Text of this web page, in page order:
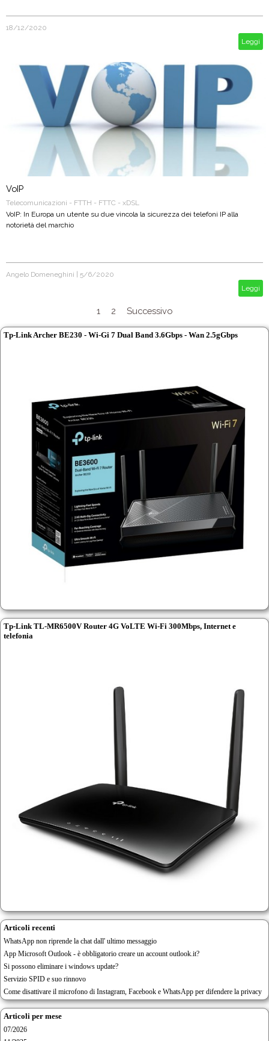
18/12/2020
Leggi
VoIP
Telecomunicazioni - FTTH - FTTC - xDSL
VoIP: In Europa un utente su due vincola la sicurezza dei telefoni IP alla
notorietà del marchio
Angelo Domeneghini
5/6/2020
Leggi
1 2 Successivo
Tp-Link Archer BE230 - Wi-Gi 7 Dual Band 3.6Gbps - Wan 2.5gGbps
Tp-Link TL-MR6500V Router 4G VoLTE Wi-Fi 300Mbps, Internet e
telefonia
Articoli recenti
WhatsApp non riprende la chat dall' ultimo messaggio
App Microsoft Outlook - è obbligatorio creare un account outlook.it?
Si possono eliminare i windows update?
Servizio SPID e suo rinnovo
Come disattivare il microfono di Instagram, Facebook e WhatsApp per difendere la privacy
Articoli per mese
07/2026